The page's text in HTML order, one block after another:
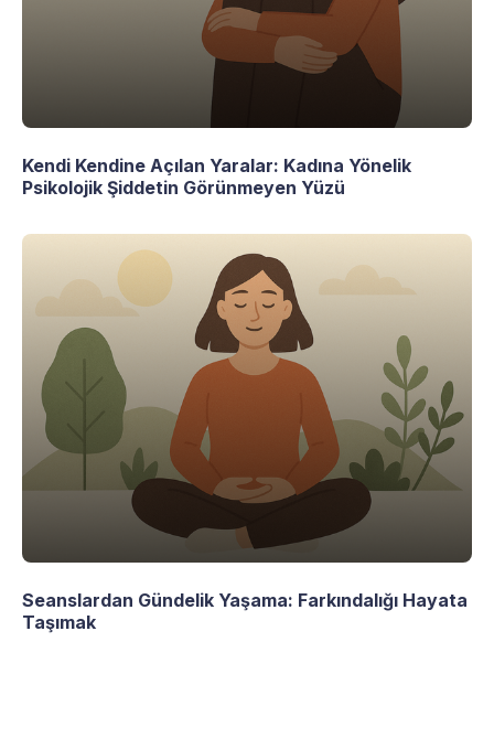
Kendi Kendine Açılan Yaralar: Kadına Yönelik
Psikolojik Şiddetin Görünmeyen Yüzü
Seanslardan Gündelik Yaşama: Farkındalığı Hayata
Taşımak